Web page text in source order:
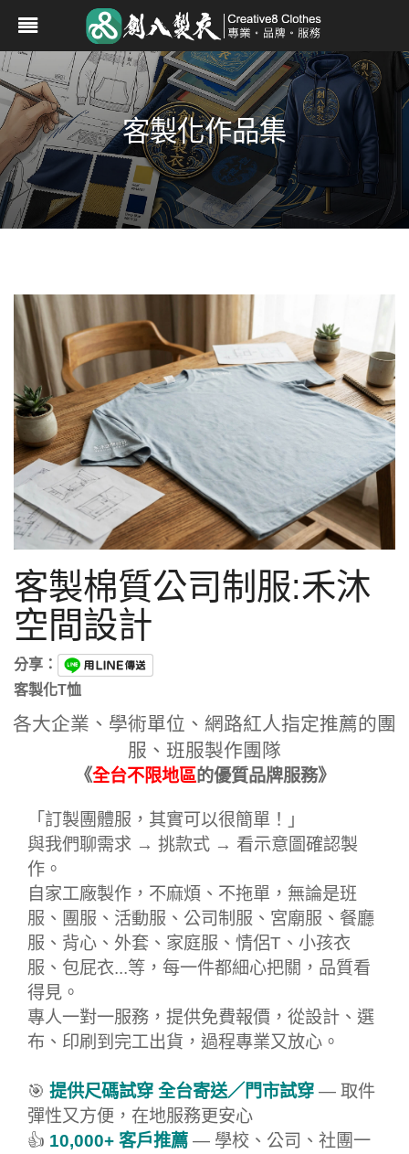
客製化作品集
客製棉質公司制服:禾沐
空間設計
分享：
客製化T恤
各大企業、學術單位、網路紅人指定推薦的團
服、班服製作團隊
《全台不限地區的優質品牌服務》
「訂製團體服，其實可以很簡單！」
與我們聊需求 → 挑款式 → 看示意圖確認製
作。
自家工廠製作，不麻煩、不拖單，無論是班
服、團服、活動服、公司制服、宮廟服、餐廳
服、背心、外套、家庭服、情侶T、小孩衣
服、包屁衣...等，每一件都細心把關，品質看
得見。
專人一對一服務，提供免費報價，從設計、選
布、印刷到完工出貨，過程專業又放心。
🎯 提供尺碼試穿 全台寄送／門市試穿 — 取件
彈性又方便，在地服務更安心
👍 10,000+ 客戶推薦 — 學校、公司、社團一